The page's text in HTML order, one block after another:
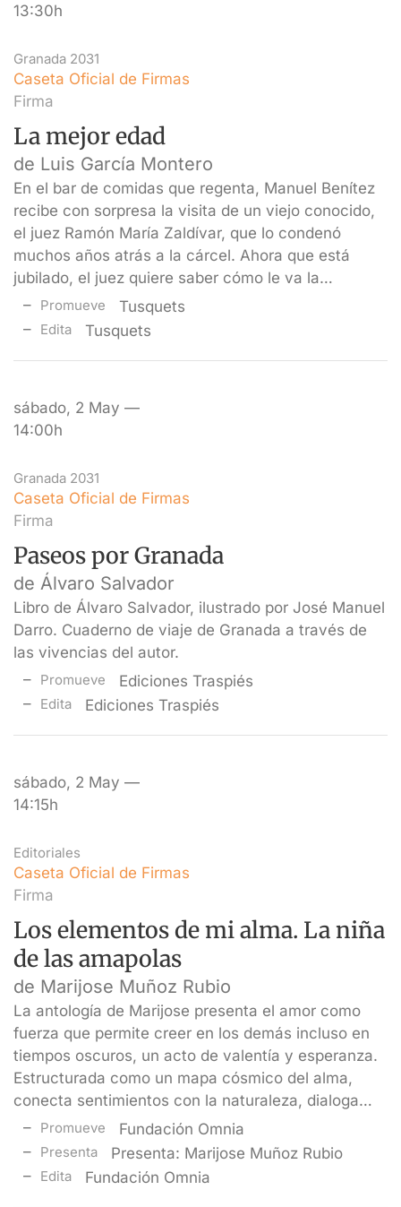
13:30h
Granada 2031
Caseta Oficial de Firmas
Firma
La mejor edad
de Luis García Montero
En el bar de comidas que regenta, Manuel Benítez
recibe con sorpresa la visita de un viejo conocido,
el juez Ramón María Zaldívar, que lo condenó
muchos años atrás a la cárcel. Ahora que está
jubilado, el juez quiere saber cómo le va la…
Promueve Tusquets
Edita Tusquets
sábado, 2 May —
14:00h
Granada 2031
Caseta Oficial de Firmas
Firma
Paseos por Granada
de Álvaro Salvador
Libro de Álvaro Salvador, ilustrado por José Manuel
Darro. Cuaderno de viaje de Granada a través de
las vivencias del autor.
Promueve Ediciones Traspiés
Edita Ediciones Traspiés
sábado, 2 May —
14:15h
Editoriales
Caseta Oficial de Firmas
Firma
Los elementos de mi alma. La niña
de las amapolas
de Marijose Muñoz Rubio
La antología de Marijose presenta el amor como
fuerza que permite creer en los demás incluso en
tiempos oscuros, un acto de valentía y esperanza.
Estructurada como un mapa cósmico del alma,
conecta sentimientos con la naturaleza, dialoga…
Promueve Fundación Omnia
Presenta Presenta: Marijose Muñoz Rubio
Edita Fundación Omnia